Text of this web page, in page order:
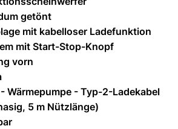
getönt
mit kabelloser Ladefunktion
mit Start-Stop-Knopf
vorn
Wärmepumpe - Typ-2-Ladekabel
5 m Nützlänge)